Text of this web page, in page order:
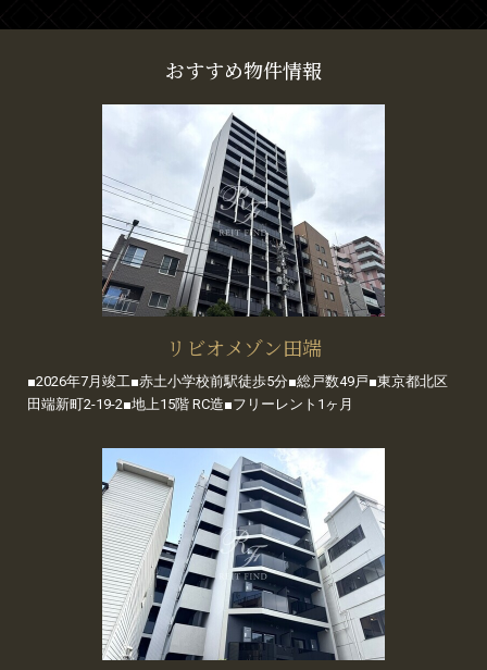
おすすめ物件情報
リビオメゾン田端
■2026年7月竣工■赤土小学校前駅徒歩5分■総戸数49戸■東京都北区
田端新町2-19-2■地上15階 RC造■フリーレント1ヶ月